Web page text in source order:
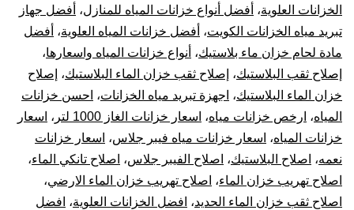
الخزانات العلوية، أفضل أنواع خزانات المياه للمنازل، أفضل جهاز
تبريد مياه الخزانات الكويت، أفضل خزانات المياه العلوية، أفضل
مادة لحام خزان ماء بلاستيك، أنواع خزانات المياه واسعارها،
إصلاح ثقب البلاستيك، إصلاح ثقب خزان الماء البلاستيك، إصلاح
خزان الماء البلاستيك، اجهزة تبريد مياه الخزانات، احسن خزانات
المياه، ارخص خزانات مياه، اسعار خزانات الغاز 1000 لتر ، اسعار
خزانات المياه، اسعار خزانات مياه فيبر جلاس، اسعار خزانات
نعمه، اصلاح البلاستيك، اصلاح الفيبر جلاس، اصلاح تانكي الماء،
اصلاح تهريب خزان الماء، اصلاح تهريب خزان الماء الارضي،
اصلاح ثقب خزان الماء الحديد، افضل الخزانات العلوية، افضل